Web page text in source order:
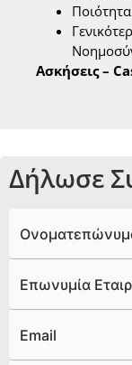
Ασκήσεις –
Δήλωσε
Επωνυμία
Email